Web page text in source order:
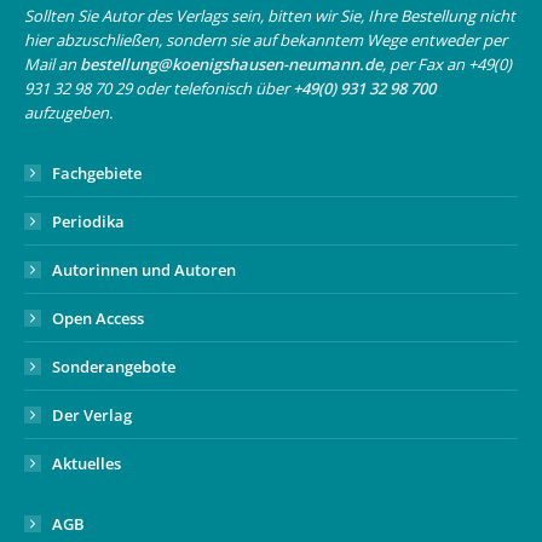
in
new
window
in
new
window
opens
in
new
Sollten Sie Autor des Verlags sein, bitten wir Sie, Ihre Bestellung nicht
hier abzuschließen, sondern sie auf bekanntem Wege entweder per
Mail anbestellung@koenigshausen-neumann.de, per Fax an +49(0)
931 32 98 70 29 oder telefonisch über+49(0) 931 32 98 700
aufzugeben.
Fachgebiete
Periodika
Autorinnen und Autoren
Open Access
Sonderangebote
Der Verlag
Aktuelles
AGB